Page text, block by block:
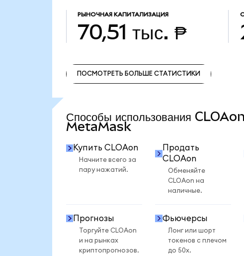
РЫНОЧНАЯ КАПИТАЛИЗАЦИЯ
70,51 тыс. ₱
ПОСМОТРЕТЬ БОЛЬШЕ СТАТИСТИКИ
Способы использования
MetaMask
Купить CLOAon
Начните всего за
пару нажатий.
Продать
CLOAon
Обменяйте
CLOAon на
наличные.
Прогнозы
Торгуйте CLOAon
и на рынках
криптопрогнозов.
Фьючерсы
Лонг или шорт
токенов с плечом
до 50x.